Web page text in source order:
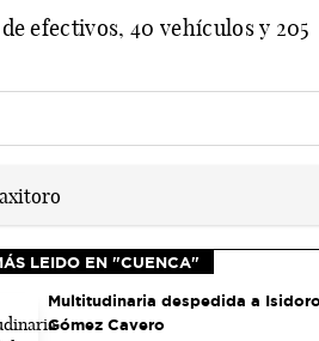
efectivos, 40 vehículos y 205
LEIDO EN "CUENCA"
Multitudinaria despedida a Isidoro
Gómez Cavero